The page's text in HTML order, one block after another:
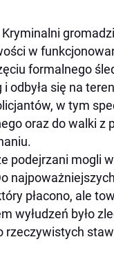
w
formalnego
odbyła się na
w tym
oraz do walki z
podejrzani mogli
płacono, ale
wyłudzeń było
rzeczywistych